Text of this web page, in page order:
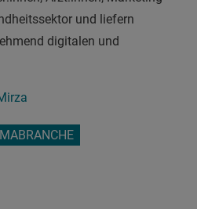
und liefern
digitalen und